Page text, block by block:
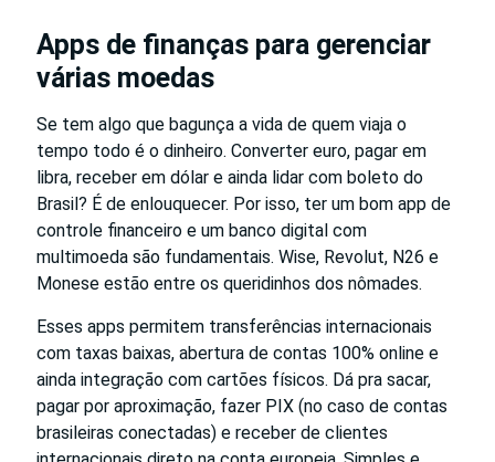
Apps de finanças para gerenciar
várias moedas
Se tem algo que bagunça a vida de quem viaja o
tempo todo é o dinheiro. Converter euro, pagar em
libra, receber em dólar e ainda lidar com boleto do
Brasil? É de enlouquecer. Por isso, ter um bom app de
controle financeiro e um banco digital com
multimoeda são fundamentais. Wise, Revolut, N26 e
Monese estão entre os queridinhos dos nômades.
Esses apps permitem transferências internacionais
com taxas baixas, abertura de contas 100% online e
ainda integração com cartões físicos. Dá pra sacar,
pagar por aproximação, fazer PIX (no caso de contas
brasileiras conectadas) e receber de clientes